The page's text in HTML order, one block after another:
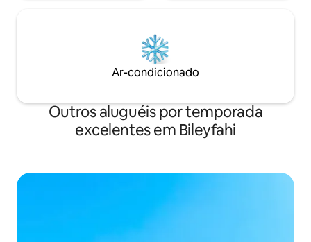
Ar-condicionado
Outros aluguéis por temporada
excelentes em Bileyfahi